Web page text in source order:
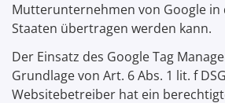
Mutterunternehmen von Google in
Staaten übertragen werden kann.
Der Einsatz des Google Tag
Grundlage von Art. 6 Abs. 1 lit. f
Websitebetreiber hat ein